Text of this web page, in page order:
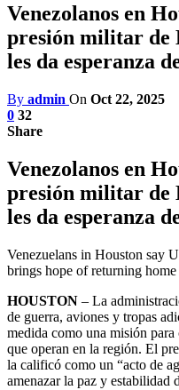
Venezolanos en
presión militar de
les da esperanza
By admin On Oct 22, 2025
0 32
Share
Venezolanos en
presión militar de
les da esperanza
Venezuelans in Houston say
brings hope of returning home
HOUSTON – La
de guerra, aviones y tropas
medida como una misión
que operan en la región. El
la calificó como un “acto de
amenazar la paz y estabilidad